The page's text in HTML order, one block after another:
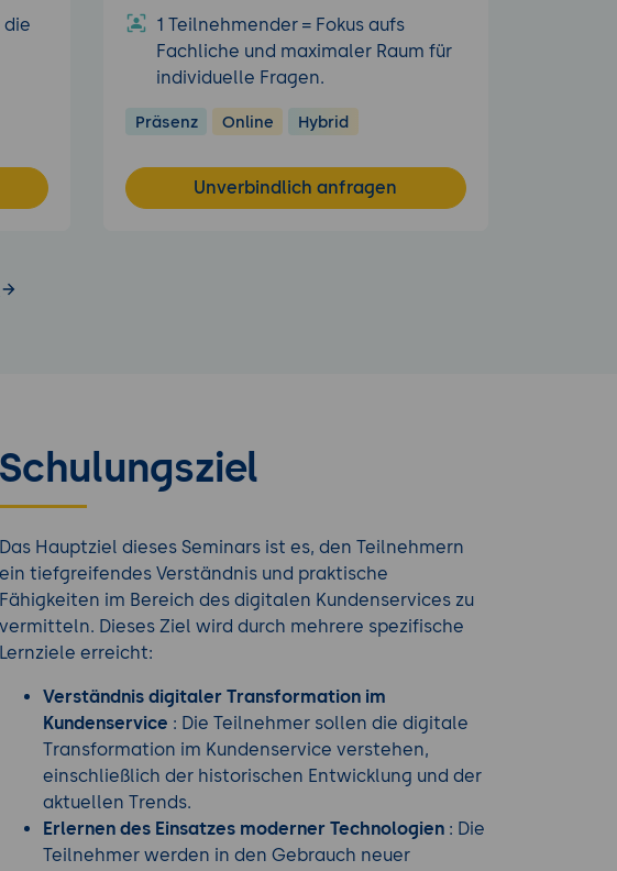
die
1 Teilnehmender = Fokus aufs
Fachliche und maximaler Raum für
individuelle Fragen.
Präsenz Online Hybrid
Unverbindlich anfragen
Schulungsziel
Das Hauptziel dieses Seminars ist es, den Teilnehmern
ein tiefgreifendes Verständnis und praktische
Fähigkeiten im Bereich des digitalen Kundenservices zu
vermitteln. Dieses Ziel wird durch mehrere spezifische
Lernziele erreicht:
Verständnis digitaler Transformation im
Kundenservice : Die Teilnehmer sollen die digitale
Transformation im Kundenservice verstehen,
einschließlich der historischen Entwicklung und der
aktuellen Trends.
Erlernen des Einsatzes moderner Technologien: Die
Teilnehmer werden in den Gebrauch neuer